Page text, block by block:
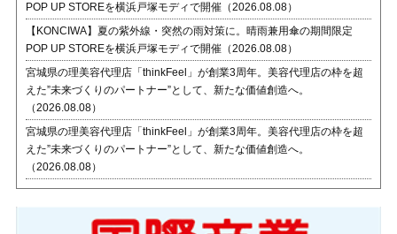
POP UP STOREを横浜戸塚モディで開催（2026.08.08）
【KONCIWA】夏の紫外線・突然の雨対策に。晴雨兼用傘の期間限定
POP UP STOREを横浜戸塚モディで開催（2026.08.08）
宮城県の理美容代理店「thinkFeel」が創業3周年。美容代理店の枠を超
えた”未来づくりのパートナー”として、新たな価値創造へ。
（2026.08.08）
宮城県の理美容代理店「thinkFeel」が創業3周年。美容代理店の枠を超
えた”未来づくりのパートナー”として、新たな価値創造へ。
（2026.08.08）